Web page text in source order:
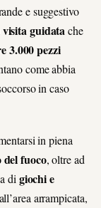
e suggestivo
visita guidatache
3.000 pezzi
come abbia
in caso
in piena
del fuoco, oltre ad
di giochi e
arrampicata,